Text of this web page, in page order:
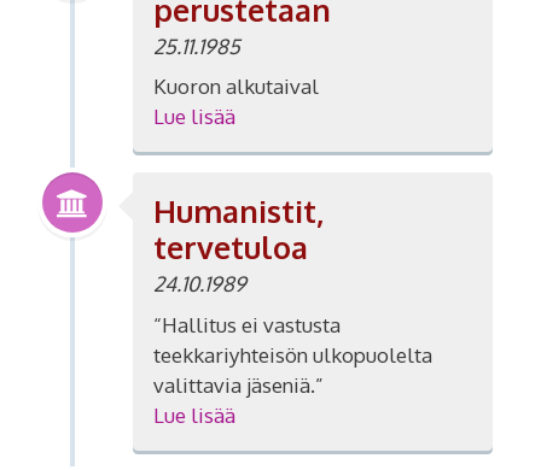
perustetaan
25.11.1985
Kuoron alkutaival
Lue lisää
Humanistit,
tervetuloa
24.10.1989
“Hallitus ei vastusta
teekkariyhteisön ulkopuolelta
valittavia jäseniä.”
Lue lisää